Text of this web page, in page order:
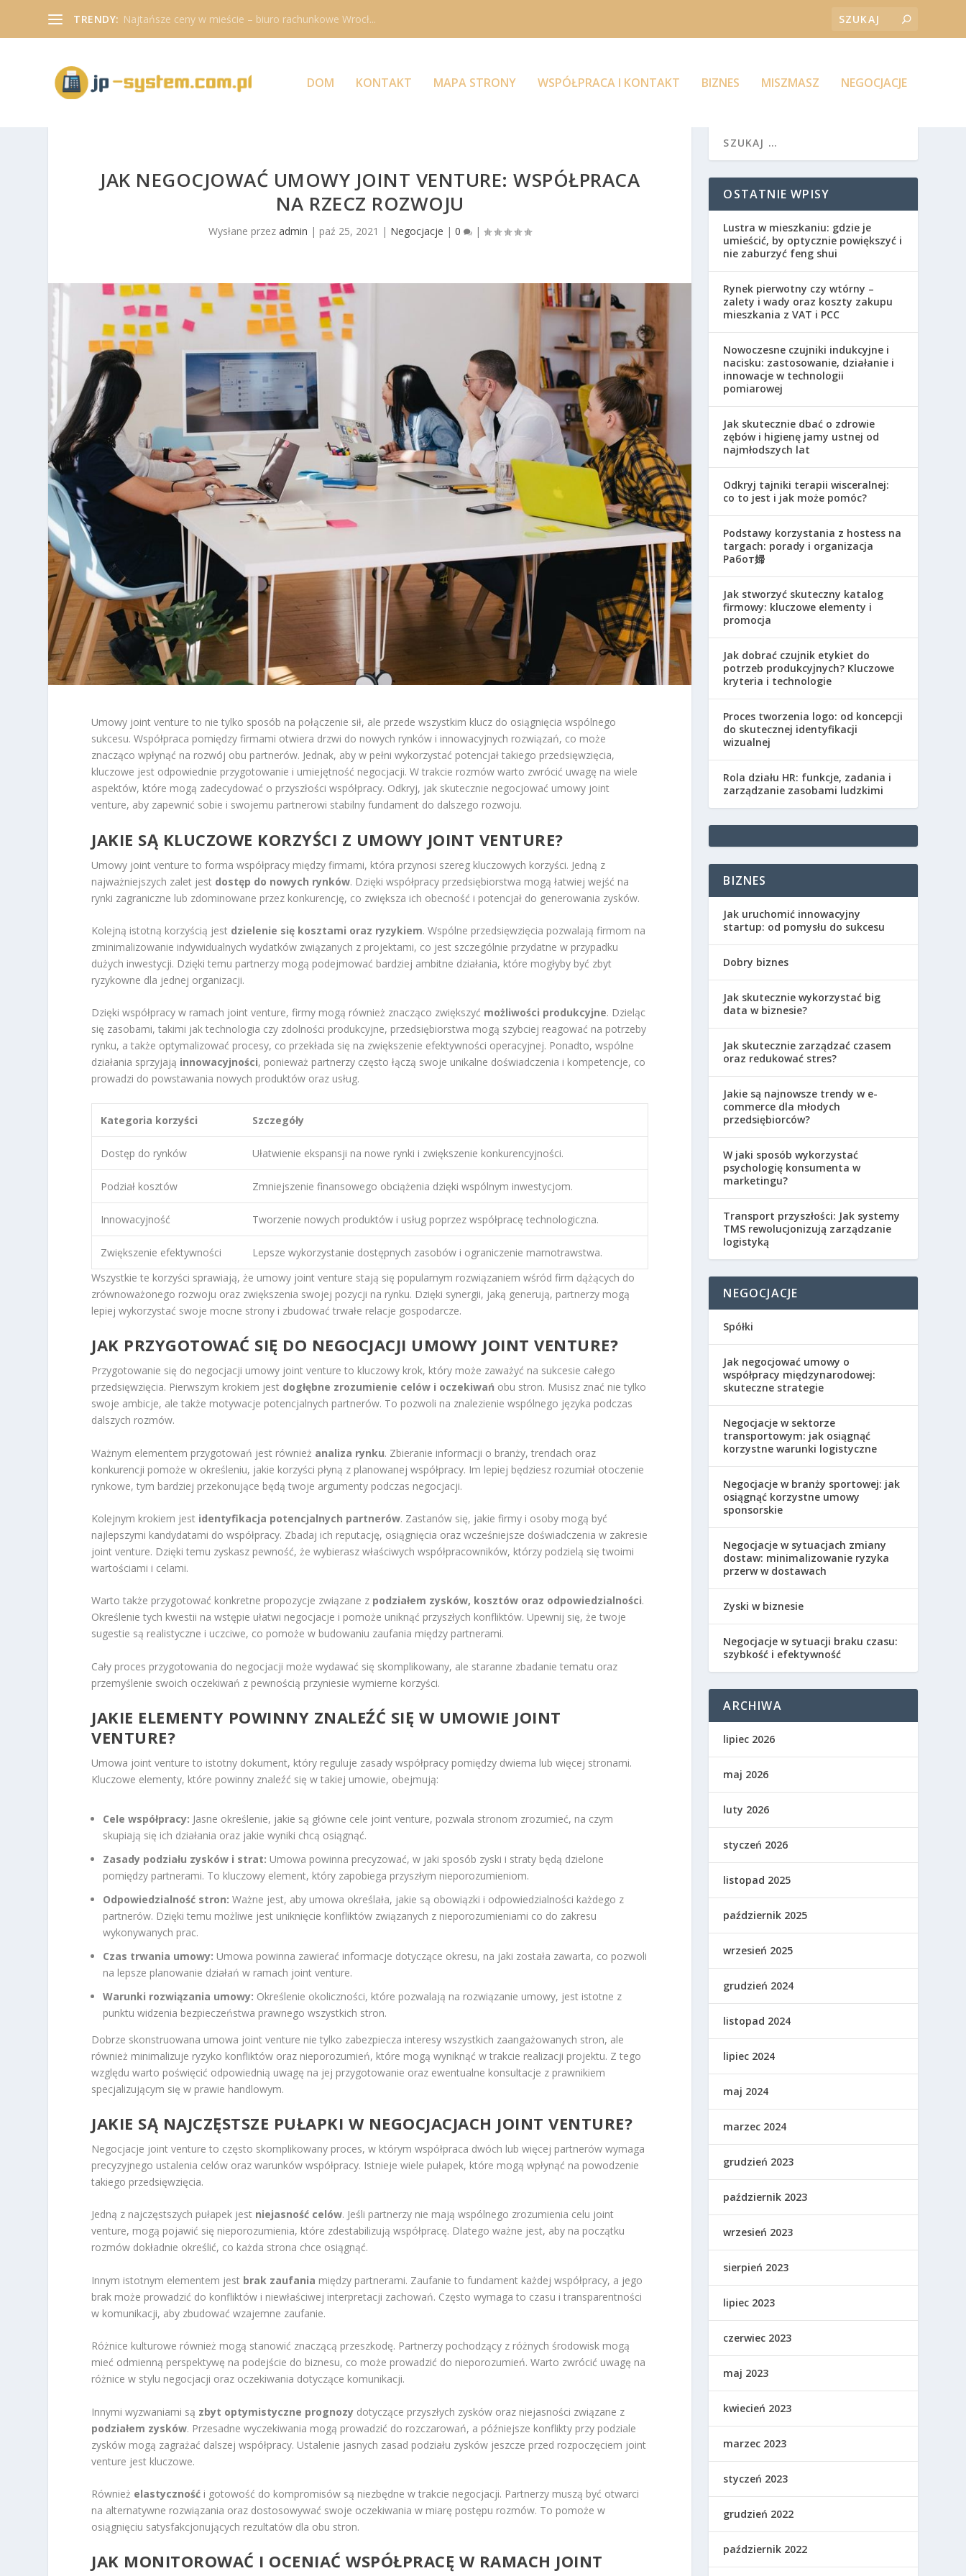
TRENDY: Najtańsze ceny w mieście – biuro rachunkowe Wrocł...
DOM KONTAKT MAPA STRONY WSPÓŁPRACA I KONTAKT BIZNES MISZMASZ NEGOCJACJE
JAK NEGOCJOWAĆ UMOWY JOINT VENTURE: WSPÓŁPRACA
NA RZECZ ROZWOJU
Wysłane przezadmin | paź 25, 2021 | Negocjacje |0 |
Umowy joint venture to nie tylko sposób na połączenie sił, ale przede wszystkim klucz do osiągnięcia wspólnego
sukcesu. Współpraca pomiędzy firmami otwiera drzwi do nowych rynków i innowacyjnych rozwiązań, co może
znacząco wpłynąć na rozwój obu partnerów. Jednak, aby w pełni wykorzystać potencjał takiego przedsięwzięcia,
kluczowe jest odpowiednie przygotowanie i umiejętność negocjacji. W trakcie rozmów warto zwrócić uwagę na wiele
aspektów, które mogą zadecydować o przyszłości współpracy. Odkryj, jak skutecznie negocjować umowy joint
venture, aby zapewnić sobie i swojemu partnerowi stabilny fundament do dalszego rozwoju.
JAKIE SĄ KLUCZOWE KORZYŚCI Z UMOWY JOINT VENTURE?
Umowy joint venture to forma współpracy między firmami, która przynosi szereg kluczowych korzyści. Jedną z
najważniejszych zalet jest dostęp do nowych rynków. Dzięki współpracy przedsiębiorstwa mogą łatwiej wejść na
rynki zagraniczne lub zdominowane przez konkurencję, co zwiększa ich obecność i potencjał do generowania zysków.
Kolejną istotną korzyścią jest dzielenie się kosztami oraz ryzykiem. Wspólne przedsięwzięcia pozwalają firmom na
zminimalizowanie indywidualnych wydatków związanych z projektami, co jest szczególnie przydatne w przypadku
dużych inwestycji. Dzięki temu partnerzy mogą podejmować bardziej ambitne działania, które mogłyby być zbyt
ryzykowne dla jednej organizacji.
Dzięki współpracy w ramach joint venture, firmy mogą również znacząco zwiększyć możliwości produkcyjne. Dzieląc
się zasobami, takimi jak technologia czy zdolności produkcyjne, przedsiębiorstwa mogą szybciej reagować na potrzeby
rynku, a także optymalizować procesy, co przekłada się na zwiększenie efektywności operacyjnej. Ponadto, wspólne
działania sprzyjają innowacyjności, ponieważ partnerzy często łączą swoje unikalne doświadczenia i kompetencje, co
prowadzi do powstawania nowych produktów oraz usług.
Kategoria korzyści Szczegóły
Dostęp do rynków Ułatwienie ekspansji na nowe rynki i zwiększenie konkurencyjności.
Podział kosztów Zmniejszenie finansowego obciążenia dzięki wspólnym inwestycjom.
Innowacyjność Tworzenie nowych produktów i usług poprzez współpracę technologiczna.
Zwiększenie efektywności
Lepsze wykorzystanie dostępnych zasobów i ograniczenie marnotrawstwa.
Wszystkie te korzyści sprawiają, że umowy joint venture stają się popularnym rozwiązaniem wśród firm dążących do
zrównoważonego rozwoju oraz zwiększenia swojej pozycji na rynku. Dzięki synergii, jaką generują, partnerzy mogą
lepiej wykorzystać swoje mocne strony i zbudować trwałe relacje gospodarcze.
JAK PRZYGOTOWAĆ SIĘ DO NEGOCJACJI UMOWY JOINT VENTURE?
Przygotowanie się do negocjacji umowy joint venture to kluczowy krok, który może zaważyć na sukcesie całego
przedsięwzięcia. Pierwszym krokiem jest dogłębne zrozumienie celów i oczekiwań obu stron. Musisz znać nie tylko
swoje ambicje, ale także motywacje potencjalnych partnerów. To pozwoli na znalezienie wspólnego języka podczas
dalszych rozmów.
Ważnym elementem przygotowań jest również analiza rynku. Zbieranie informacji o branży, trendach oraz
konkurencji pomoże w określeniu, jakie korzyści płyną z planowanej współpracy. Im lepiej będziesz rozumiał otoczenie
rynkowe, tym bardziej przekonujące będą twoje argumenty podczas negocjacji.
Kolejnym krokiem jest identyfikacja potencjalnych partnerów. Zastanów się, jakie firmy i osoby mogą być
najlepszymi kandydatami do współpracy. Zbadaj ich reputację, osiągnięcia oraz wcześniejsze doświadczenia w zakresie
joint venture. Dzięki temu zyskasz pewność, że wybierasz właściwych współpracowników, którzy podzielą się twoimi
wartościami i celami.
Warto także przygotować konkretne propozycje związane z podziałem zysków, kosztów oraz odpowiedzialności.
Określenie tych kwestii na wstępie ułatwi negocjacje i pomoże uniknąć przyszłych konfliktów. Upewnij się, że twoje
sugestie są realistyczne i uczciwe, co pomoże w budowaniu zaufania między partnerami.
Cały proces przygotowania do negocjacji może wydawać się skomplikowany, ale staranne zbadanie tematu oraz
przemyślenie swoich oczekiwań z pewnością przyniesie wymierne korzyści.
JAKIE ELEMENTY POWINNY ZNALEŹĆ SIĘ W UMOWIE JOINT
VENTURE?
Umowa joint venture to istotny dokument, który reguluje zasady współpracy pomiędzy dwiema lub więcej stronami.
Kluczowe elementy, które powinny znaleźć się w takiej umowie, obejmują:
Cele współpracy: Jasne określenie, jakie są główne cele joint venture, pozwala stronom zrozumieć, na czym
skupiają się ich działania oraz jakie wyniki chcą osiągnąć.
Zasady podziału zysków i strat: Umowa powinna precyzować, w jaki sposób zyski i straty będą dzielone
pomiędzy partnerami. To kluczowy element, który zapobiega przyszłym nieporozumieniom.
Odpowiedzialność stron: Ważne jest, aby umowa określała, jakie są obowiązki i odpowiedzialności każdego z
partnerów. Dzięki temu możliwe jest uniknięcie konfliktów związanych z nieporozumieniami co do zakresu
wykonywanych prac.
Czas trwania umowy: Umowa powinna zawierać informacje dotyczące okresu, na jaki została zawarta, co pozwoli
na lepsze planowanie działań w ramach joint venture.
Warunki rozwiązania umowy: Określenie okoliczności, które pozwalają na rozwiązanie umowy, jest istotne z
punktu widzenia bezpieczeństwa prawnego wszystkich stron.
Dobrze skonstruowana umowa joint venture nie tylko zabezpiecza interesy wszystkich zaangażowanych stron, ale
również minimalizuje ryzyko konfliktów oraz nieporozumień, które mogą wyniknąć w trakcie realizacji projektu. Z tego
względu warto poświęcić odpowiednią uwagę na jej przygotowanie oraz ewentualne konsultacje z prawnikiem
specjalizującym się w prawie handlowym.
JAKIE SĄ NAJCZĘSTSZE PUŁAPKI W NEGOCJACJACH JOINT VENTURE?
Negocjacje joint venture to często skomplikowany proces, w którym współpraca dwóch lub więcej partnerów wymaga
precyzyjnego ustalenia celów oraz warunków współpracy. Istnieje wiele pułapek, które mogą wpłynąć na powodzenie
takiego przedsięwzięcia.
Jedną z najczęstszych pułapek jest niejasność celów. Jeśli partnerzy nie mają wspólnego zrozumienia celu joint
venture, mogą pojawić się nieporozumienia, które zdestabilizują współpracę. Dlatego ważne jest, aby na początku
rozmów dokładnie określić, co każda strona chce osiągnąć.
Innym istotnym elementem jest brak zaufania między partnerami. Zaufanie to fundament każdej współpracy, a jego
brak może prowadzić do konfliktów i niewłaściwej interpretacji zachowań. Często wymaga to czasu i transparentności
w komunikacji, aby zbudować wzajemne zaufanie.
Różnice kulturowe również mogą stanowić znaczącą przeszkodę. Partnerzy pochodzący z różnych środowisk mogą
mieć odmienną perspektywę na podejście do biznesu, co może prowadzić do nieporozumień. Warto zwrócić uwagę na
różnice w stylu negocjacji oraz oczekiwania dotyczące komunikacji.
Innymi wyzwaniami są zbyt optymistyczne prognozy dotyczące przyszłych zysków oraz niejasności związane z
podziałem zysków. Przesadne wyczekiwania mogą prowadzić do rozczarowań, a późniejsze konflikty przy podziale
zysków mogą zagrażać dalszej współpracy. Ustalenie jasnych zasad podziału zysków jeszcze przed rozpoczęciem joint
venture jest kluczowe.
Również elastyczność i gotowość do kompromisów są niezbędne w trakcie negocjacji. Partnerzy muszą być otwarci
na alternatywne rozwiązania oraz dostosowywać swoje oczekiwania w miarę postępu rozmów. To pomoże w
osiągnięciu satysfakcjonujących rezultatów dla obu stron.
JAK MONITOROWAĆ I OCENIAĆ WSPÓŁPRACĘ W RAMACH JOINT
OSTATNIE WPISY
Lustra w mieszkaniu: gdzie je
umieścić, by optycznie powiększyć i
nie zaburzyć feng shui
Rynek pierwotny czy wtórny –
zalety i wady oraz koszty zakupu
mieszkania z VAT i PCC
Nowoczesne czujniki indukcyjne i
nacisku: zastosowanie, działanie i
innowacje w technologii
pomiarowej
Jak skutecznie dbać o zdrowie
zębów i higienę jamy ustnej od
najmłodszych lat
Odkryj tajniki terapii wisceralnej:
co to jest i jak może pomóc?
Podstawy korzystania z hostess na
targach: porady i organizacja
Работ婦
Jak stworzyć skuteczny katalog
firmowy: kluczowe elementy i
promocja
Jak dobrać czujnik etykiet do
potrzeb produkcyjnych? Kluczowe
kryteria i technologie
Proces tworzenia logo: od koncepcji
do skutecznej identyfikacji
wizualnej
Rola działu HR: funkcje, zadania i
zarządzanie zasobami ludzkimi
BIZNES
Jak uruchomić innowacyjny
startup: od pomysłu do sukcesu
Dobry biznes
Jak skutecznie wykorzystać big
data w biznesie?
Jak skutecznie zarządzać czasem
oraz redukować stres?
Jakie są najnowsze trendy w e-
commerce dla młodych
przedsiębiorców?
W jaki sposób wykorzystać
psychologię konsumenta w
marketingu?
Transport przyszłości: Jak systemy
TMS rewolucjonizują zarządzanie
logistyką
NEGOCJACJE
Spółki
Jak negocjować umowy o
współpracy międzynarodowej:
skuteczne strategie
Negocjacje w sektorze
transportowym: jak osiągnąć
korzystne warunki logistyczne
Negocjacje w branży sportowej: jak
osiągnąć korzystne umowy
sponsorskie
Negocjacje w sytuacjach zmiany
dostaw: minimalizowanie ryzyka
przerw w dostawach
Zyski w biznesie
Negocjacje w sytuacji braku czasu:
szybkość i efektywność
ARCHIWA
lipiec 2026
maj 2026
luty 2026
styczeń 2026
listopad 2025
październik 2025
wrzesień 2025
grudzień 2024
listopad 2024
lipiec 2024
maj 2024
marzec 2024
grudzień 2023
październik 2023
wrzesień 2023
sierpień 2023
lipiec 2023
czerwiec 2023
maj 2023
kwiecień 2023
marzec 2023
styczeń 2023
grudzień 2022
październik 2022